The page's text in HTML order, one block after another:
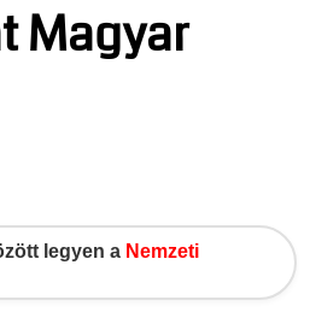
Magyar
legyen a Nemzeti